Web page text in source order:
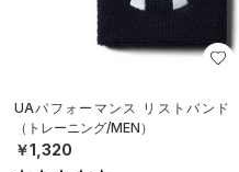
UAパフォーマンス リストバンド
（トレーニング/MEN）
￥1,320